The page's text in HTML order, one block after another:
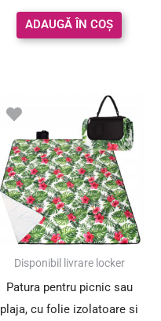
ADAUGĂ ÎN COȘ
SUPER PREȚ!
Disponibil livrare locker
Patura pentru picnic sau
plaja, cu folie izolatoare si
a
fost:
71.00 lei.
Prețul
curent
64.00 lei.